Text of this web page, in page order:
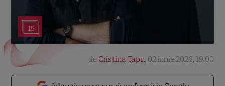
15
de Cristina Țapu, 02 iunie 2026, 19:00